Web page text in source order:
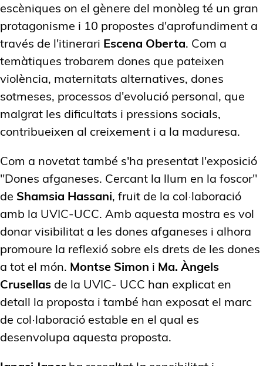
escèniques on el gènere del monòleg té un gran
protagonisme i 10 propostes d'aprofundiment a
través de l'itinerari Escena Oberta. Com a
temàtiques trobarem dones que pateixen
violència, maternitats alternatives, dones
sotmeses, processos d'evolució personal, que
malgrat les dificultats i pressions socials,
contribueixen al creixement i a la maduresa.
Com a novetat també s'ha presentat l'exposició
"Dones afganeses. Cercant la llum en la foscor"
de Shamsia Hassani, fruit de la col·laboració
amb la UVIC-UCC. Amb aquesta mostra es vol
donar visibilitat a les dones afganeses i alhora
promoure la reflexió sobre els drets de les dones
a tot el món. Montse Simon i Ma. Àngels
Crusellas de la UVIC- UCC han explicat en
detall la proposta i també han exposat el marc
de col·laboració estable en el qual es
desenvolupa aquesta proposta.